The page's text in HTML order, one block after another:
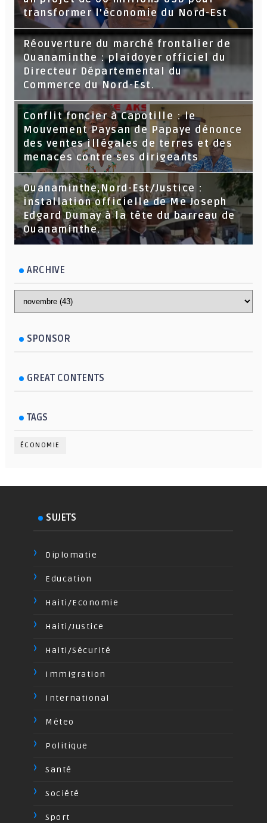
transformer l’économie du Nord-Est
Réouverture du marché frontalier de
Ouanaminthe : plaidoyer officiel du
Directeur Départemental du
Commerce du Nord-Est.
Conflit foncier à Capotille : le
Mouvement Paysan de Papaye dénonce
des ventes illégales de terres et des
menaces contre ses dirigeants
Ouanaminthe,Nord-Est/Justice :
installation officielle de Me Joseph
Edgard Dumay à la tête du barreau de
Ouanaminthe.
ARCHIVE
SPONSOR
GREAT CONTENTS
TAGS
ÉCONOMIE
SUJETS
Diplomatie
Education
Haiti/Economie
Haiti/Justice
Haiti/Sécurité
Immigration
International
Méteo
Politique
Santé
Société
Sport